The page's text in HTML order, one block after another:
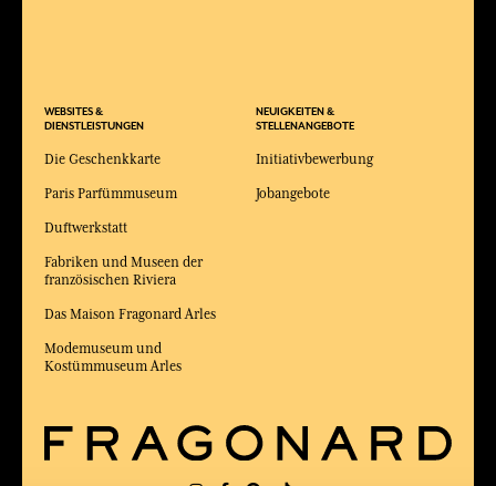
WEBSITES &
DIENSTLEISTUNGEN
Die Geschenkkarte
Paris Parfümmuseum
Duftwerkstatt
Fabriken und Museen der
französischen Riviera
Das Maison Fragonard Arles
Modemuseum und
Kostümmuseum Arles
NEUIGKEITEN &
STELLENANGEBOTE
Initiativbewerbung
Jobangebote